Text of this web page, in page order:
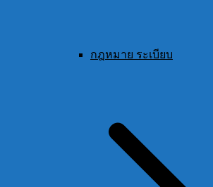
กฎหมาย ระเบียบ